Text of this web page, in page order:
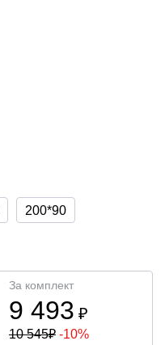
200*90
За комплект
9 493 ₽
10 545₽ -10%